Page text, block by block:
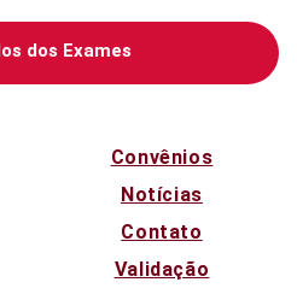
dos Exames
Convênios
Notícias
Contato
Validação